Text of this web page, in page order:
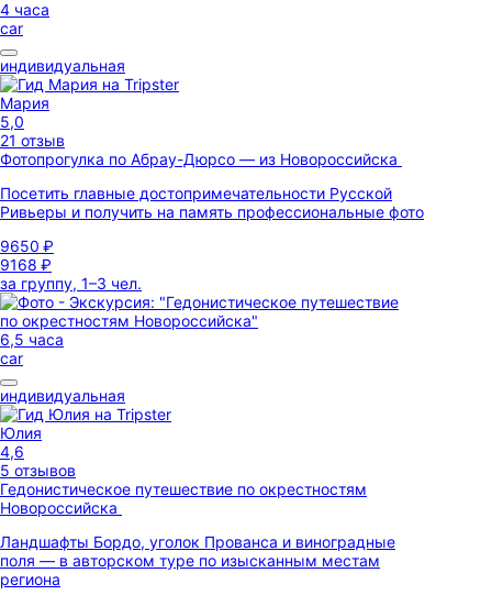
4 часа
car
индивидуальная
Мария
5,0
21 отзыв
Фотопрогулка по Абрау-Дюрсо — из Новороссийска
Посетить главные достопримечательности Русской
Ривьеры и получить на память профессиональные фото
9650 ₽
9168 ₽
за группу, 1–3 чел.
6,5 часа
car
индивидуальная
Юлия
4,6
5 отзывов
Гедонистическое путешествие по окрестностям
Новороссийска
Ландшафты Бордо, уголок Прованса и виноградные
поля — в авторском туре по изысканным местам
региона